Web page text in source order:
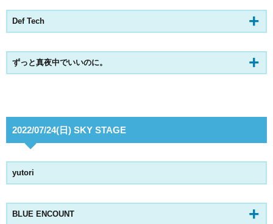
Def Tech
ずっと真夜中でいいのに。
2022/07/24(日) SKY STAGE
yutori
BLUE ENCOUNT